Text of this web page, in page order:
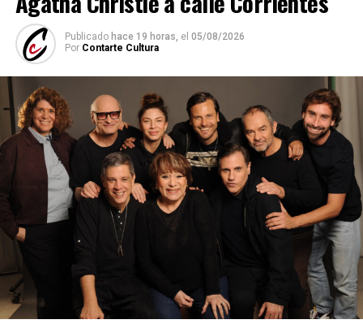
Publicado hace 19 horas, el 05/08/2026
Por Contarte Cultura